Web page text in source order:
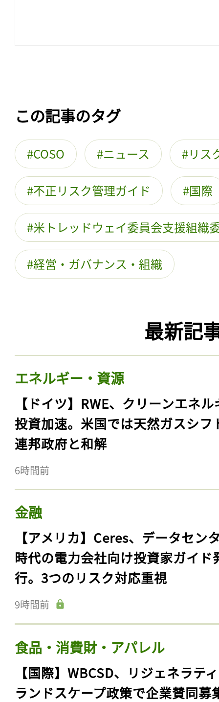
この記事のタグ
COSO ニュース リス
不正リスク管理ガイド 国際
米トレッドウェイ委員会支援組織
経営・ガバナンス・組織
最新記
エネルギー・資源
【ドイツ】RWE、クリーンエネ
投資加速。米国では天然ガスシフ
連邦政府と和解
6時間前
金融
【アメリカ】Ceres、データセン
時代の電力会社向け投資家ガイド
行。3つのリスク対応重視
9時間前
食品・消費財・アパレル
【国際】WBCSD、リジェネラテ
ランドスケープ政策で企業賛同募